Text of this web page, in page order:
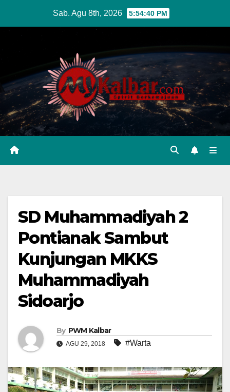
Sab. Agu 8th, 2026 5:54:41 PM
SD Muhammadiyah 2
Pontianak Sambut
Kunjungan MKKS
Muhammadiyah
Sidoarjo
By PWM Kalbar
AGU 29, 2018 #Warta